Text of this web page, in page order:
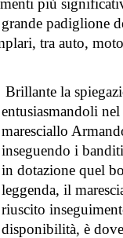
più
padiglione
tra auto,
Brillante la
entusiasmandoli
maresciallo
inseguendo i
in dotazione quel
leggenda, il
riuscito
disponibilità, è